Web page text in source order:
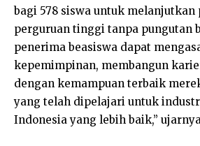
bagi 578 siswa untuk
perguruan tinggi tanpa pungutan
penerima beasiswa dapat
kepemimpinan, membangun
dengan kemampuan terbaik
yang telah dipelajari untuk
Indonesia yang lebih baik,”